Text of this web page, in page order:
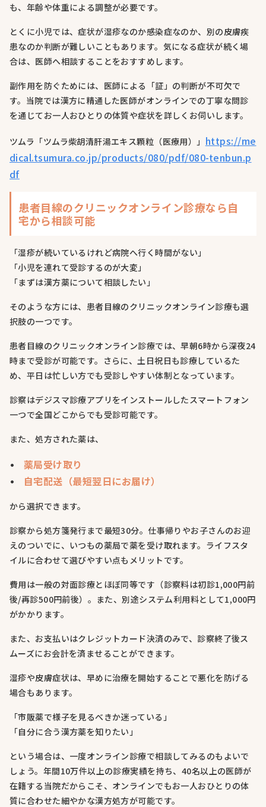
も、年齢や体重による調整が必要です。
とくに小児では、症状が湿疹なのか感染症なのか、別の皮膚疾
患なのか判断が難しいこともあります。気になる症状が続く場
合は、医師へ相談することをおすすめします。
副作用を防ぐためには、医師による「証」の判断が不可欠で
す。当院では漢方に精通した医師がオンラインでの丁寧な問診
を通じてお一人おひとりの体質や症状を詳しくお伺いします。
ツムラ「ツムラ柴胡清肝湯エキス顆粒（医療用）」 https://me
dical.tsumura.co.jp/products/080/pdf/080-tenbun.p
df
患者目線のクリニックオンライン診療なら自
宅から相談可能
「湿疹が続いているけれど病院へ行く時間がない」
「小児を連れて受診するのが大変」
「まずは漢方薬について相談したい」
そのような方には、患者目線のクリニックオンライン診療も選
択肢の一つです。
患者目線のクリニックオンライン診療では、早朝6時から深夜24
時まで受診が可能です。さらに、土日祝日も診療しているた
め、平日は忙しい方でも受診しやすい体制となっています。
診察はデジスマ診療アプリをインストールしたスマートフォン
一つで全国どこからでも受診可能です。
また、処方された薬は、
薬局受け取り
自宅配送（最短翌日にお届け）
から選択できます。
診察から処方箋発行まで最短30分。仕事帰りやお子さんのお迎
えのついでに、いつもの薬局で薬を受け取れます。ライフスタ
イルに合わせて選びやすい点もメリットです。
費用は一般の対面診療とほぼ同等です（診察料は初診1,000円前
後/再診500円前後）。また、別途システム利用料として1,000円
がかかります。
また、お支払いはクレジットカード決済のみで、診察終了後ス
ムーズにお会計を済ませることができます。
湿疹や皮膚症状は、早めに治療を開始することで悪化を防げる
場合もあります。
「市販薬で様子を見るべきか迷っている」
「自分に合う漢方薬を知りたい」
という場合は、一度オンライン診療で相談してみるのもよいで
しょう。年間10万件以上の診療実績を持ち、40名以上の医師が
在籍する当院だからこそ、オンラインでもお一人おひとりの体
質に合わせた細やかな漢方処方が可能です。